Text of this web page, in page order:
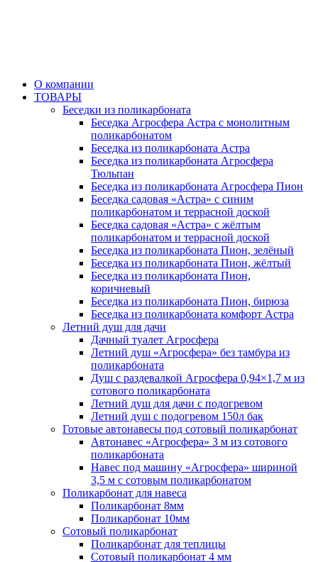
О компании
ТОВАРЫ
Беседки из поликарбоната
Беседка Агросфера Астра с монолитным
поликарбонатом
Беседка из поликарбоната Астра
Беседка из поликарбоната Агросфера
Тюльпан
Беседка из поликарбоната Агросфера Пион
Беседка садовая «Астра» с синим
поликарбонатом и террасной доской
Беседка садовая «Астра» с жёлтым
поликарбонатом и террасной доской
Беседка из поликарбоната Пион, зелёный
Беседка из поликарбоната Пион, жёлтый
Беседка из поликарбоната Пион,
коричневый
Беседка из поликарбоната Пион, бирюза
Беседка из поликарбоната комфорт Астра
Летний душ для дачи
Дачный туалет Агросфера
Летний душ «Агросфера» без тамбура из
поликарбоната
Душ с раздевалкой Агросфера 0,94×1,7 м из
сотового поликарбоната
Летний душ для дачи с подогревом
Летний душ с подогревом 150л бак
Готовые автонавесы под сотовый поликарбонат
Автонавес «Агросфера» 3 м из сотового
поликарбоната
Навес под машину «Агросфера» шириной
3,5 м с сотовым поликарбонатом
Поликарбонат для навеса
Поликарбонат 8мм
Поликарбонат 10мм
Сотовый поликарбонат
Поликарбонат для теплицы
Сотовый поликарбонат 4 мм